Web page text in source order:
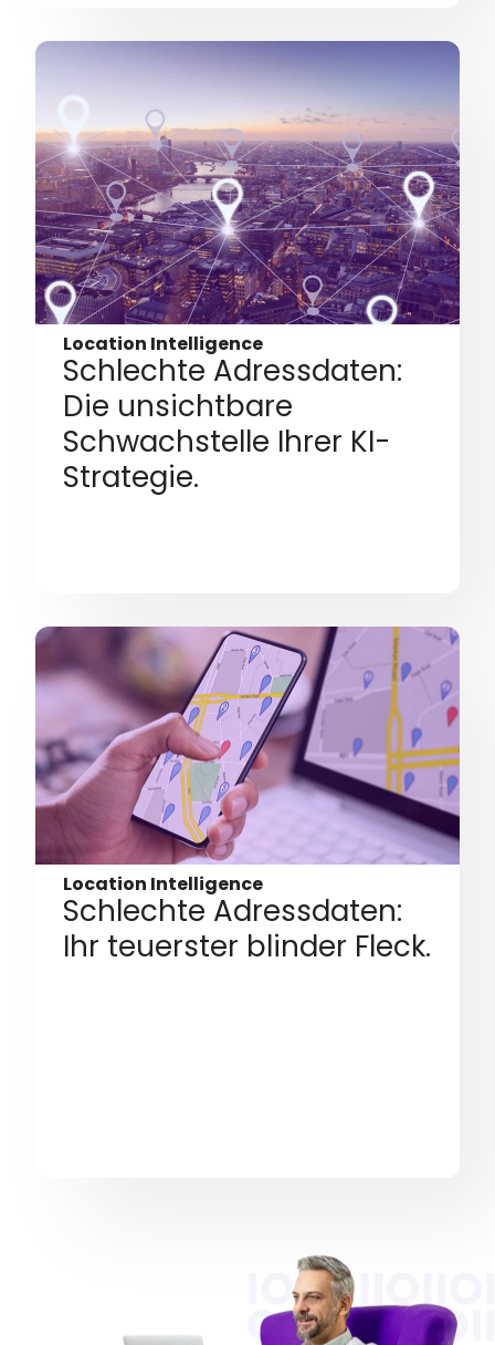
Location Intelligence
Schlechte Adressdaten:
Die unsichtbare
Schwachstelle Ihrer KI-
Strategie.
Location Intelligence
Schlechte Adressdaten:
Ihr teuerster blinder Fleck.